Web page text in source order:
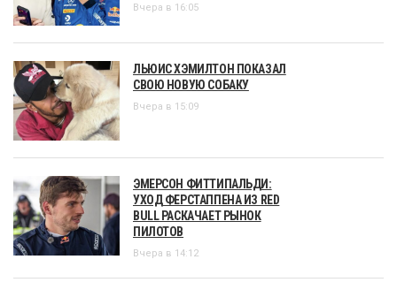
Вчера в 16:05
ЛЬЮИС ХЭМИЛТОН ПОКАЗАЛ
СВОЮ НОВУЮ СОБАКУ
Вчера в 15:09
ЭМЕРСОН ФИТТИПАЛЬДИ:
УХОД ФЕРСТАППЕНА ИЗ RED
BULL РАСКАЧАЕТ РЫНОК
ПИЛОТОВ
Вчера в 14:12